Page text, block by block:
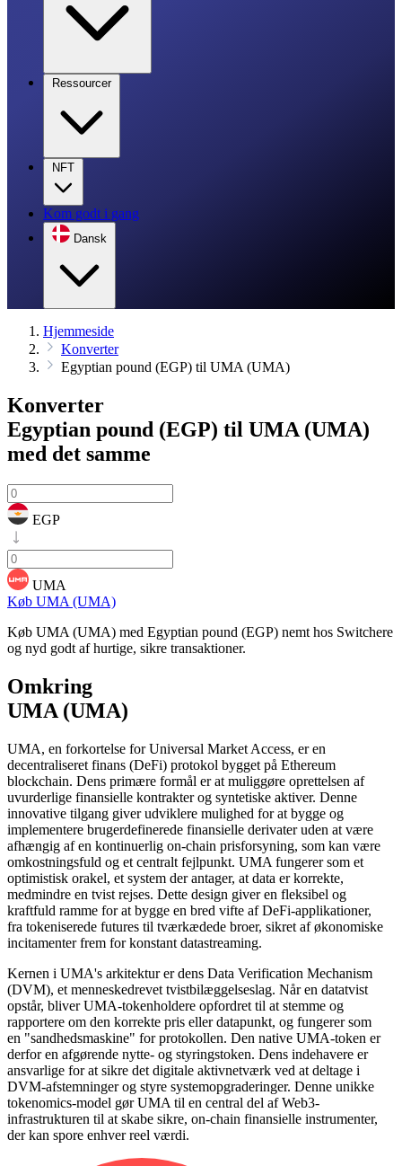
Ressourcer
NFT
Kom godt i gang
Dansk
Hjemmeside
Konverter
Egyptian pound (EGP) til UMA (UMA)
Konverter
Egyptian pound (EGP) til UMA (UMA)
med det samme
EGP
UMA
Køb UMA (UMA)
Køb UMA (UMA) med Egyptian pound (EGP) nemt hos Switchere
og nyd godt af hurtige, sikre transaktioner.
Omkring
UMA (UMA)
UMA, en forkortelse for Universal Market Access, er en
decentraliseret finans (DeFi) protokol bygget på Ethereum
blockchain. Dens primære formål er at muliggøre oprettelsen af
uvurderlige finansielle kontrakter og syntetiske aktiver. Denne
innovative tilgang giver udviklere mulighed for at bygge og
implementere brugerdefinerede finansielle derivater uden at være
afhængig af en kontinuerlig on-chain prisforsyning, som kan være
omkostningsfuld og et centralt fejlpunkt. UMA fungerer som et
optimistisk orakel, et system der antager, at data er korrekte,
medmindre en tvist rejses. Dette design giver en fleksibel og
kraftfuld ramme for at bygge en bred vifte af DeFi-applikationer,
fra tokeniserede futures til tværkædede broer, sikret af økonomiske
incitamenter frem for konstant datastreaming.
Kernen i UMA's arkitektur er dens Data Verification Mechanism
(DVM), et menneskedrevet tvistbilæggelseslag. Når en datatvist
opstår, bliver UMA-tokenholdere opfordret til at stemme og
rapportere om den korrekte pris eller datapunkt, og fungerer som
en "sandhedsmaskine" for protokollen. Den native UMA-token er
derfor en afgørende nytte- og styringstoken. Dens indehavere er
ansvarlige for at sikre det digitale aktivnetværk ved at deltage i
DVM-afstemninger og styre systemopgraderinger. Denne unikke
tokenomics-model gør UMA til en central del af Web3-
infrastrukturen til at skabe sikre, on-chain finansielle instrumenter,
der kan spore enhver reel værdi.